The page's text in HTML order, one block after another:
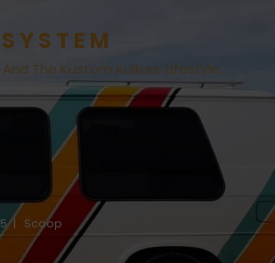
The Kustom Kulture Lifestyle
Scoop